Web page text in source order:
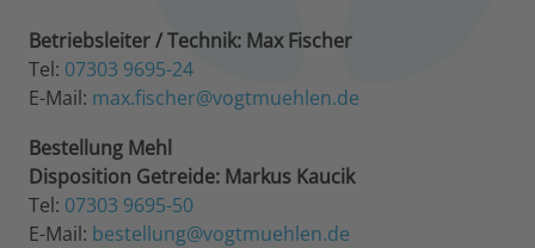
Betriebsleiter / Technik: Max Fischer
Tel: 07303 9695-24
E-Mail: max.fischer@vogtmuehlen.de
Bestellung Mehl
Disposition Getreide: Markus Kaucik
Tel: 07303 9695-50
E-Mail: bestellung@vogtmuehlen.de